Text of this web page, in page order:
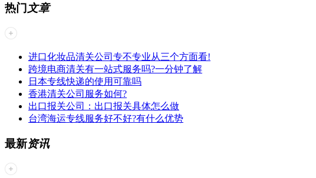
热门 文章
进口化妆品清关公司专不专业从三个方面看!
跨境电商清关有一站式服务吗?一分钟了解
日本专线快递的使用可靠吗
香港清关公司服务如何?
出口报关公司：出口报关具体怎么做
台湾海运专线服务好不好?有什么优势
最新资讯